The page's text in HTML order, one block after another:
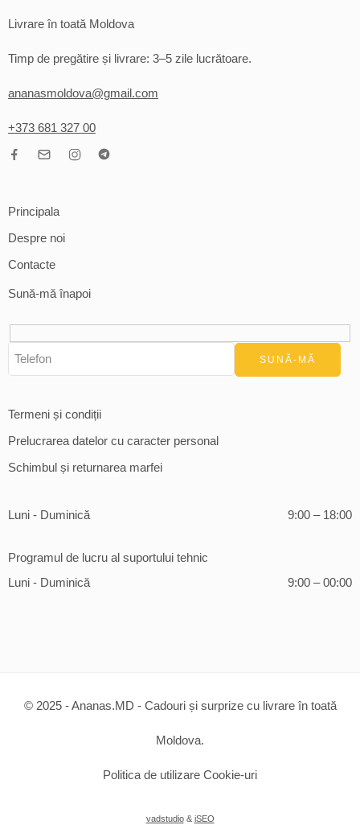
Livrare în toată Moldova
Timp de pregătire și livrare: 3–5 zile lucrătoare.
ananasmoldova@gmail.com
+373 681 327 00
Principala
Despre noi
Contacte
Sună-mă înapoi
Termeni și condiții
Prelucrarea datelor cu caracter personal
Schimbul și returnarea marfei
Luni - Duminică 9:00 – 18:00
Programul de lucru al suportului tehnic
Luni - Duminică
9:00 – 00:00
© 2025 - Ananas.MD - Cadouri și surprize cu livrare în toată
Moldova.
Politica de utilizare Cookie-uri
vadstudio& iSEO